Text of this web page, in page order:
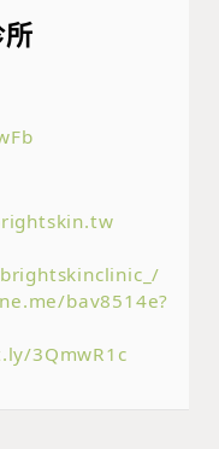
bav8514e?
3QmwR1c